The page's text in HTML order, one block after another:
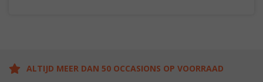
ALTIJD MEER DAN 50 OCCASIONS OP VOORRAAD